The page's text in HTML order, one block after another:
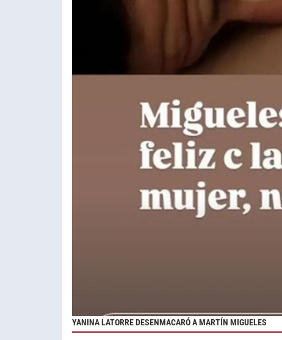
YANINA LATORRE DESENMACARÓ A MARTÍN MIGUELES